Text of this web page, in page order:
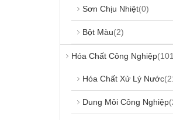
Sơn Chịu Nhiệt(0)
Bột Màu(2)
Hóa Chất Công Nghiệp
Hóa Chất Xử Lý Nước
Dung Môi Công Nghiệp